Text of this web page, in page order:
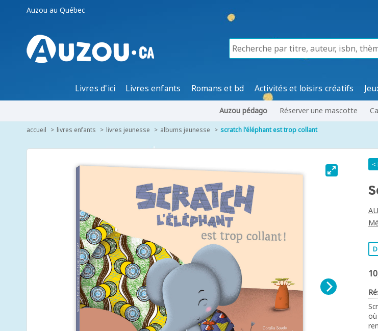
Auzou au Québec
Livres d'ici Livres enfants Romans et bd Activités et loisirs créatifs
Auzou pédago Réserver une mascotte
accueil livres enfants livres jeunesse albums jeunesse scratch l'éléphant est trop collant
<